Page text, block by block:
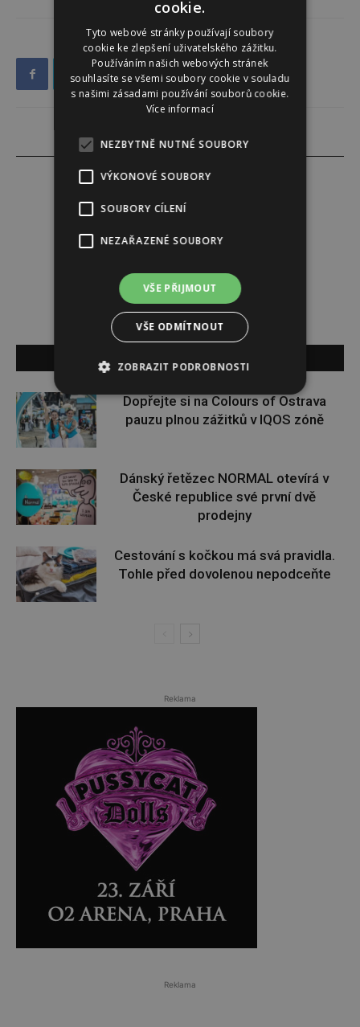
SOUVISEJÍCÍ ČLÁNKY
Dopřejte si na Colours of Ostrava
pauzu plnou zážitků v IQOS zóně
Dánský řetězec NORMAL otevírá v
České republice své první dvě
prodejny
Cestování s kočkou má svá pravidla.
Tohle před dovolenou nepodceňte
Reklama
Reklama
cookie.
Tyto webové stránky používají soubory
cookie ke zlepšení uživatelského zážitku.
Používáním našich webových stránek
souhlasíte se všemi soubory cookie v souladu
s našimi zásadami používání souborů cookie.
Více informací
NEZBYTNĚ NUTNÉ SOUBORY
VÝKONOVÉ SOUBORY
SOUBORY CÍLENÍ
NEZAŘAZENÉ SOUBORY
VŠE PŘIJMOUT
VŠE ODMÍTNOUT
ZOBRAZIT PODROBNOSTI